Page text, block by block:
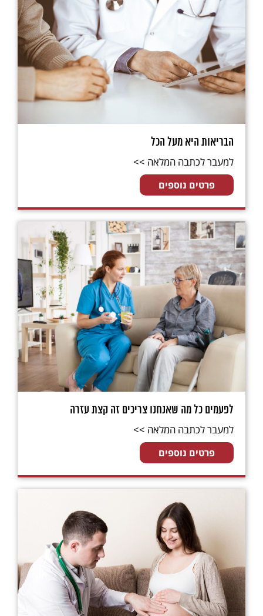
הבריאות היא מעל הכל
למעבר לכתבה המלאה >>
פרטים נוספים
לפעמים כל מה שאנחנו צריכים זה קצת עזרה
למעבר לכתבה המלאה >>
פרטים נוספים